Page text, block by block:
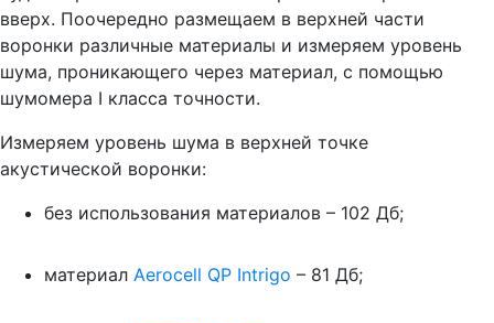
вверх. Поочередно размещаем в верхней части
воронки различные материалы и измеряем уровень
шума, проникающего через материал, с помощью
шумомера I класса точности.
Измеряем уровень шума в верхней точке
акустической воронки:
без использования материалов – 102 Дб;
материал Aerocell QP Intrigo – 81 Дб;